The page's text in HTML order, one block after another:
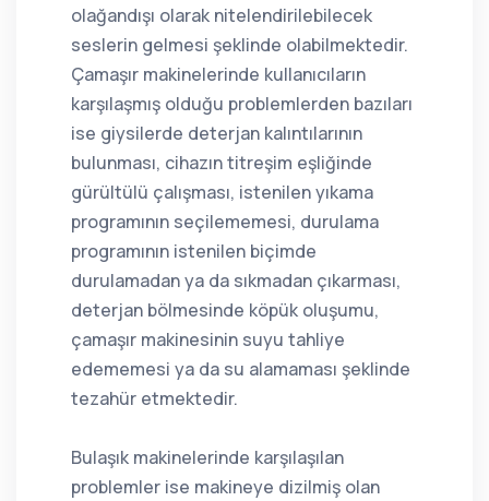
olağandışı olarak nitelendirilebilecek
seslerin gelmesi şeklinde olabilmektedir.
Çamaşır makinelerinde kullanıcıların
karşılaşmış olduğu problemlerden bazıları
ise giysilerde deterjan kalıntılarının
bulunması, cihazın titreşim eşliğinde
gürültülü çalışması, istenilen yıkama
programının seçilememesi, durulama
programının istenilen biçimde
durulamadan ya da sıkmadan çıkarması,
deterjan bölmesinde köpük oluşumu,
çamaşır makinesinin suyu tahliye
edememesi ya da su alamaması şeklinde
tezahür etmektedir.
Bulaşık makinelerinde karşılaşılan
problemler ise makineye dizilmiş olan